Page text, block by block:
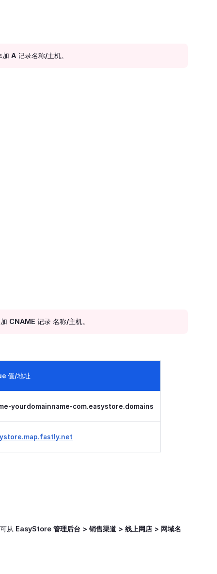
A 记录名称/主机。
CNAME 记录 名称/主机。
值/地址
yourdomainname-com.easystore.domains
从 EasyStore 管理后台 > 销售渠道 > 线上网店 > 网域名